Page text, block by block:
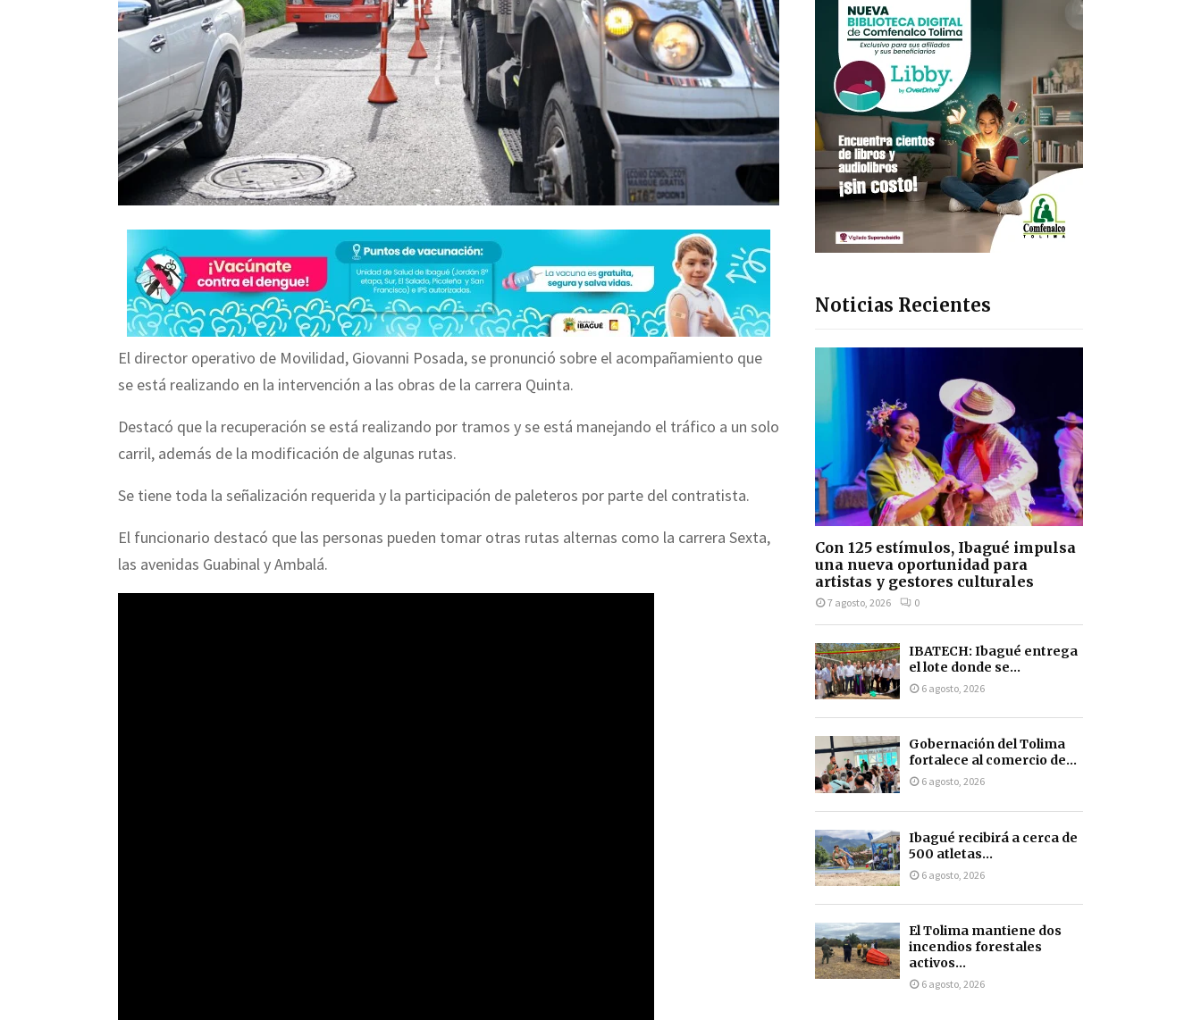
El director operativo de Movilidad, Giovanni Posada, se pronunció sobre el acompañamiento que
se está realizando en la intervención a las obras de la carrera Quinta.
Destacó que la recuperación se está realizando por tramos y se está manejando el tráfico a un solo
carril, además de la modificación de algunas rutas.
Se tiene toda la señalización requerida y la participación de paleteros por parte del contratista.
El funcionario destacó que las personas pueden tomar otras rutas alternas como la carrera Sexta,
las avenidas Guabinal y Ambalá.
Noticias Recientes
Con 125 estímulos, Ibagué impulsa
una nueva oportunidad para
artistas y gestores culturales
7 agosto, 2026 0
IBATECH: Ibagué entrega
el lote donde se...
6 agosto, 2026
Gobernación del Tolima
fortalece al comercio de...
6 agosto, 2026
Ibagué recibirá a cerca de
500 atletas...
6 agosto, 2026
El Tolima mantiene dos
incendios forestales
activos...
6 agosto, 2026